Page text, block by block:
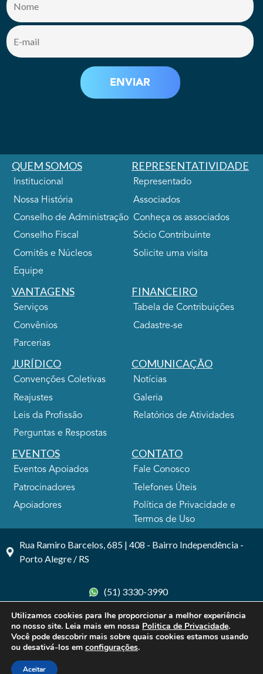
QUEM SOMOS
Institucional
Nossa História
Conselho de Administração
Conselho Fiscal
Comitês e Núcleos
Equipe
REPRESENTATIVIDADE
Representado
Associados
Conheça os associados
Sócio Contribuinte
Solicite uma visita
VANTAGENS
Serviços
Convênios
Parcerias
FINANCEIRO
Tabela de Contribuições
Cadastre-se
JURÍDICO
Convenções Coletivas
Reajustes
Leis da Profissão
Perguntas e Respostas
COMUNICAÇÃO
Notícias
Galeria
Relatórios de Atividades
EVENTOS
Eventos Apoiados
Patrocinadores
Apoiadores
CONTATO
Fale Conosco
Telefones Úteis
Política de Privacidade e
Termos de Uso
Rua Ramiro Barcelos, 685 | 408 - Bairro Independência -
Porto Alegre / RS
(51) 3330-3990
© 2026 SINDIHOSPA. Todos os direitos reservados.
Utilizamos cookies para lhe proporcionar a melhor experiência
no nosso site. Leia mais em nossa Politica de Privacidade.
Você pode descobrir mais sobre quais cookies estamos usando
ou desativá-los em configurações.
Aceitar